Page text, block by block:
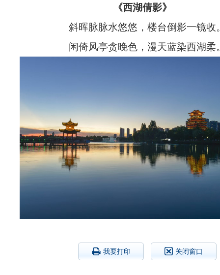
《西湖倩影》
斜晖脉脉水悠悠，楼台倒影一镜收
闲倚风亭贪晚色，漫天蓝染西湖柔
我要打印 关闭窗口